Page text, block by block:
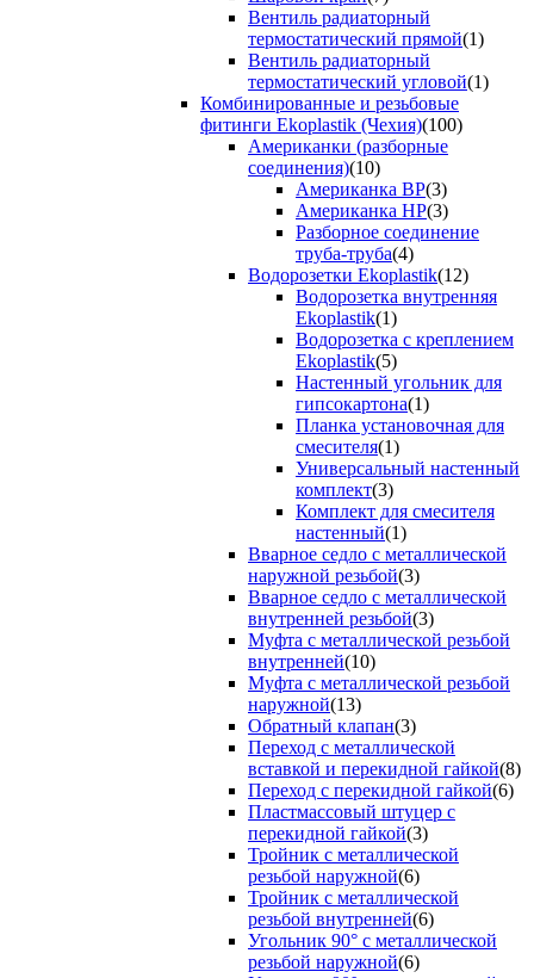
Вентиль радиаторный
термостатический прямой(1)
Вентиль радиаторный
термостатический угловой(1)
Комбинированные и резьбовые
фитинги Ekoplastik (Чехия)(100)
Американки (разборные
соединения)(10)
Американка ВР(3)
Американка НР(3)
Разборное соединение
труба-труба(4)
Водорозетки Ekoplastik(12)
Водорозетка внутренняя
Ekoplastik(1)
Водорозетка с креплением
Ekoplastik(5)
Настенный угольник для
гипсокартона(1)
Планка установочная для
смесителя(1)
Универсальный настенный
комплект(3)
Комплект для смесителя
настенный(1)
Вварное седло с металлической
наружной резьбой(3)
Вварное седло с металлической
внутренней резьбой(3)
Муфта с металлической резьбой
внутренней(10)
Муфта с металлической резьбой
наружной(13)
Обратный клапан(3)
Переход с металлической
вставкой и перекидной гайкой(8)
Переход с перекидной гайкой(6)
Пластмассовый штуцер с
перекидной гайкой(3)
Тройник с металлической
резьбой наружной(6)
Тройник с металлической
резьбой внутренней(6)
Угольник 90° с металлической
резьбой наружной(6)